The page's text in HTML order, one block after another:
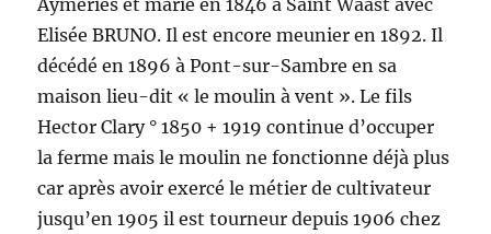
Elisée BRUNO. Il est encore meunier en 1892. Il
décédé en 1896 à Pont-sur-Sambre en sa
maison lieu-dit « le moulin à vent ». Le fils
Hector Clary ° 1850 + 1919 continue d’occuper
la ferme mais le moulin ne fonctionne déjà plus
car après avoir exercé le métier de cultivateur
jusqu’en 1905 il est tourneur depuis 1906 chez